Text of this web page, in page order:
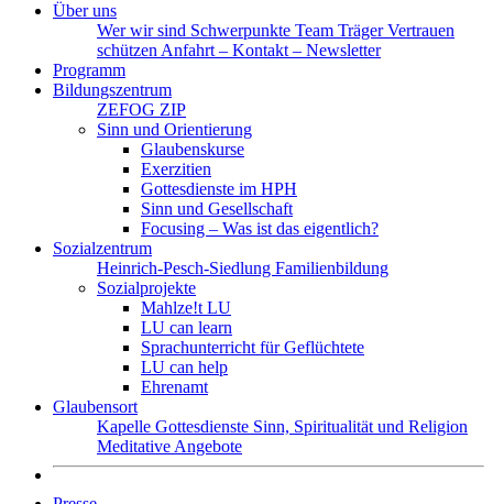
Über uns
Wer wir sind Schwerpunkte Team TrägerVertrauen
schützen Anfahrt – Kontakt – Newsletter
Programm
Bildungszentrum
ZEFOG ZIP
Sinn und Orientierung
Glaubenskurse
Exerzitien
Gottesdienste im HPH
Sinn und Gesellschaft
Focusing – Was ist das eigentlich?
Sozialzentrum
Heinrich-Pesch-Siedlung Familienbildung
Sozialprojekte
Mahlze!t LU
LU can learn
Sprachunterricht für Geflüchtete
LU can help
Ehrenamt
Glaubensort
Kapelle Gottesdienste Sinn, Spiritualität und Religion
Meditative Angebote